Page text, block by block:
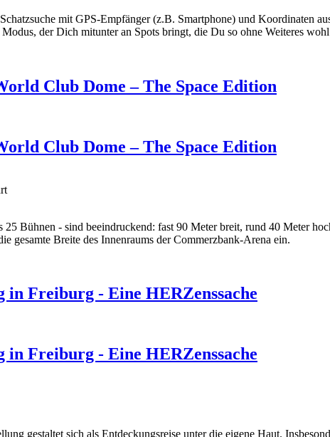
mit GPS-Empfänger (z.B. Smartphone) und Koordinaten
der Dich mitunter an Spots bringt, die Du so ohne Weiteres
Club Dome – The Space Edition
Club Dome – The Space Edition
Bühnen - sind beeindruckend: fast 90 Meter breit, rund 40 Meter
gesamte Breite des Innenraums der Commerzbank-Arena ein.
Freiburg - Eine HERZenssache
Freiburg - Eine HERZenssache
gestaltet sich als Entdeckungsreise unter die eigene Haut.